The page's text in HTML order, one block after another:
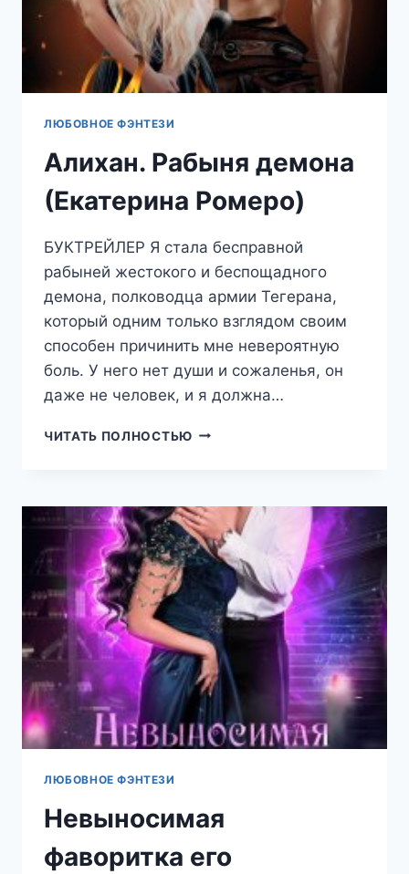
ЛЮБОВНОЕ ФЭНТЕЗИ
Алихан. Рабыня демона
(Екатерина Ромеро)
БУКТРЕЙЛЕР Я стала бесправной
рабыней жестокого и беспощадного
демона, полководца армии Тегерана,
который одним только взглядом своим
способен причинить мне невероятную
боль. У него нет души и сожаленья, он
даже не человек, и я должна…
ЧИТАТЬ ПОЛНОСТЬЮ АЛИХАН.
РОМЕРО)
ЛЮБОВНОЕ ФЭНТЕЗИ
Невыносимая
фаворитка его